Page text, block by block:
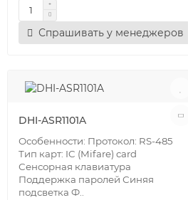
Спрашивать у менеджеров
DHI-ASR1101A
Особенности: Протокол: RS-485
Тип карт: IC (Mifare) card
Сенсорная клавиатура
Поддержка паролей Синяя
подсветка Ф..